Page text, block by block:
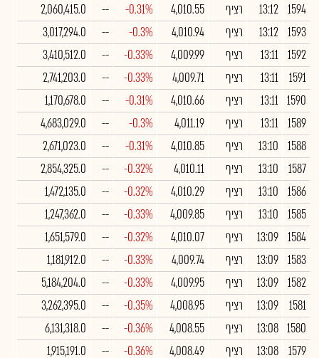
1594
13:12 רציף 4,010.55
-0.31%
--
2,060,415.0
1593
13:12 רציף 4,010.94
-0.3%
--
3,017,294.0
1592
13:11 רציף 4,009.99
-0.33%
--
3,410,512.0
1591
13:11 רציף 4,009.71
-0.33%
--
2,741,203.0
1590
13:11 רציף 4,010.66
-0.31%
--
1,170,678.0
1589
13:11 רציף 4,011.19
-0.3%
--
4,683,029.0
1588
13:10 רציף 4,010.85
-0.31%
--
2,671,023.0
1587
13:10 רציף 4,010.11
-0.32%
--
2,854,325.0
1586
13:10 רציף 4,010.29
-0.32%
--
1,472,135.0
1585
13:10 רציף 4,009.85
-0.33%
--
1,247,362.0
1584
13:09 רציף 4,010.07
-0.32%
--
1,651,579.0
1583
13:09 רציף 4,009.74
-0.33%
--
1,181,912.0
1582
13:09 רציף 4,009.95
-0.33%
--
5,184,204.0
1581
13:09 רציף 4,008.95
-0.35%
--
3,262,395.0
1580
13:08 רציף 4,008.55
-0.36%
--
6,131,318.0
1579
13:08 רציף 4,008.49
-0.36%
--
1,915,191.0